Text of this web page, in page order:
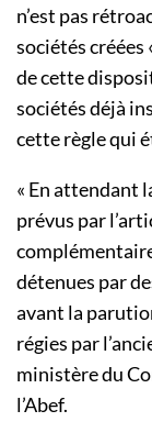
n’est pas
sociétés
de cette
sociétés déjà
cette règle qui
« En attendant
prévus par
détenues par
avant la
régies par
ministère du
l’Abef.